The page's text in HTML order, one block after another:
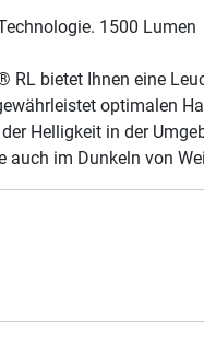
1500 Lumen
bietet Ihnen eine
optimalen
Helligkeit in der
im Dunkeln von